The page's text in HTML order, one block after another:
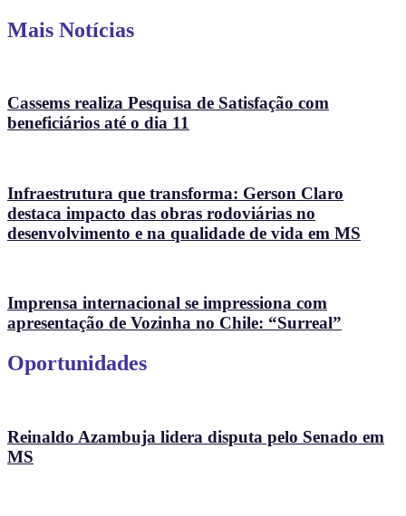
Mais Notícias
Cassems realiza Pesquisa de Satisfação com
beneficiários até o dia 11
Infraestrutura que transforma: Gerson Claro
destaca impacto das obras rodoviárias no
desenvolvimento e na qualidade de vida em MS
Imprensa internacional se impressiona com
apresentação de Vozinha no Chile: “Surreal”
Oportunidades
Reinaldo Azambuja lidera disputa pelo Senado em
MS